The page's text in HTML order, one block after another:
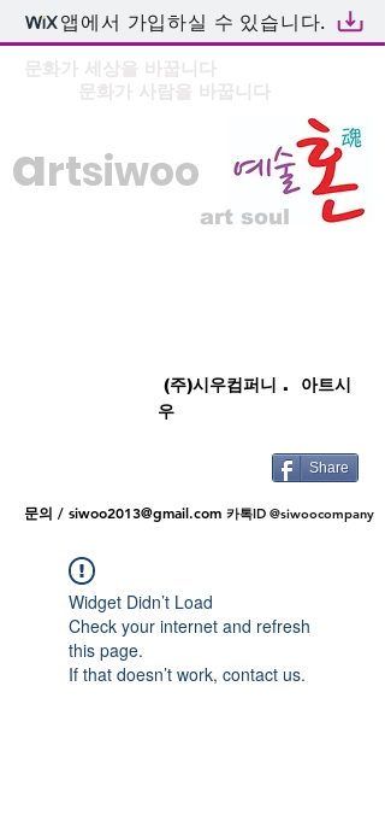
앱에서 가입하실 수 있습니다.
문화가 세상을 바꿉니다
문화가 사람을 바꿉니다
artsiwoo
art soul
(주)시우컴퍼니 . 아트시
우
Share
문의 / siwoo2013@gmail.com 카톡ID @siwoocompany
Widget Didn’t Load
Check your internet and refresh
this page.
If that doesn’t work, contact us.